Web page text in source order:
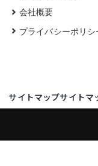
会社概要
プライバシーポリシ
サイトマップサイトマ